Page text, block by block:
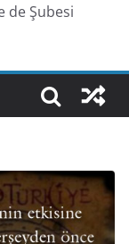
de Şubesi